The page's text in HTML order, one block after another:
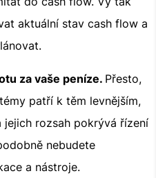
aktuální stav cash flow a
za vaše peníze. Přesto,
patří k těm levnějším,
rozsah pokrývá řízení
nebudete
a nástroje.